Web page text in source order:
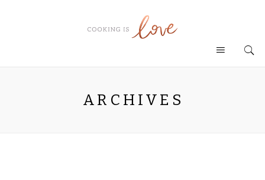
ARCHIVES